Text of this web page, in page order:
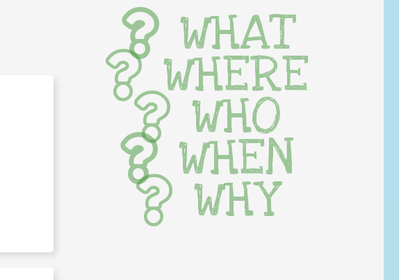
WHAT
WHERE
WHO
WHEN
WHY